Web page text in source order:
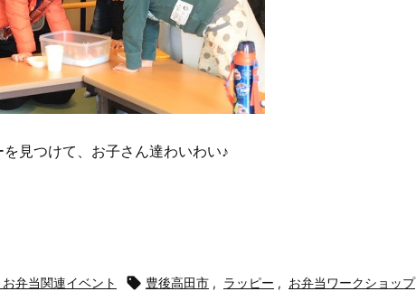
見つけて、お子さん達わいわい♪
弁当関連イベント  豊後高田市 , ラッピー , お弁当ワークショップ